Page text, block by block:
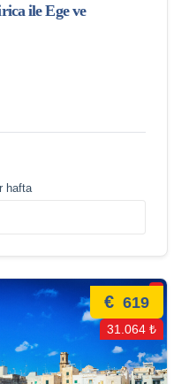
ile Ege ve
hafta
€ 619
31.064 ₺